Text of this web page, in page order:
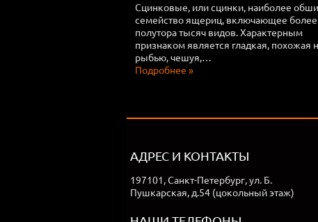
Сцинковые, или сцинки, наиболее
семейство ящериц, включающее более
полутора тысяч видов. Характерным
признаком является гладкая, похожая
рыбью, чешуя,…
Подробнее »
АДРЕС И КОНТАКТЫ
197101, Санкт-Петербург, ул. Б.
Пушкарская, д.54 (цокольный этаж)